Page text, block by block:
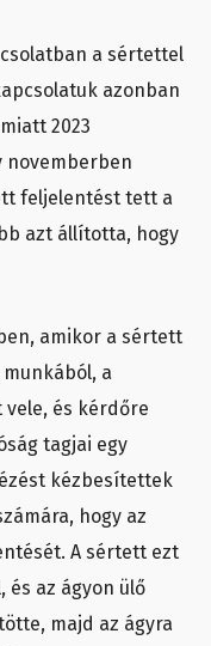
a sértettel
azonban
2023
novemberben
feljelentést tett a
azt állította, hogy
amikor a sértett
a
és kérdőre
tagjai egy
kézbesítettek
hogy az
A sértett ezt
az ágyon ülő
majd az ágyra